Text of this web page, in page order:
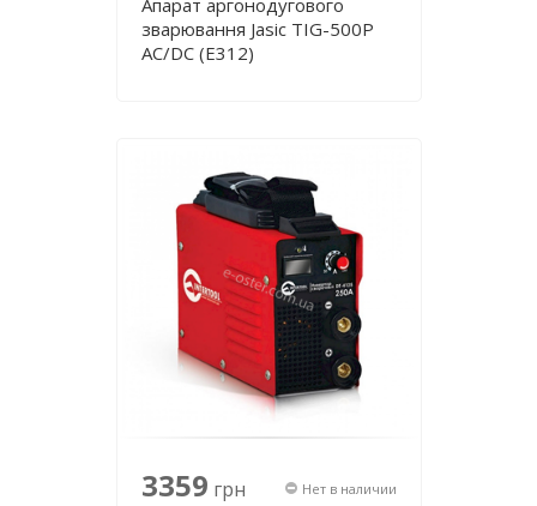
Апарат аргонодугового
зварювання Jasic TIG-500P
AC/DC (E312)
3359 грн Нет в наличии